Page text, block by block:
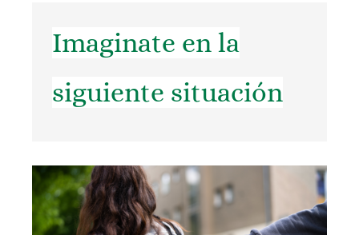
Imaginate en la
siguiente situación